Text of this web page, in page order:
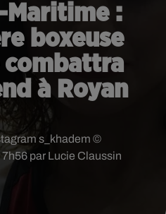
Maritime :
boxeuse
combattra
à Royan
par Lucie Claussin
s_khadem ©